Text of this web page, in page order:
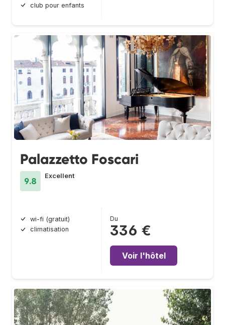
club pour enfants
Palazzetto Foscari
9.8
Excellent
wi-fi (gratuit)
climatisation
Du
336 €
Voir l'hôtel